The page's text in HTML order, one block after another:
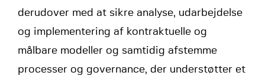
derudover med at sikre analyse, udarbejdelse
og implementering af kontraktuelle og
målbare modeller og samtidig afstemme
processer og governance, der understøtter et